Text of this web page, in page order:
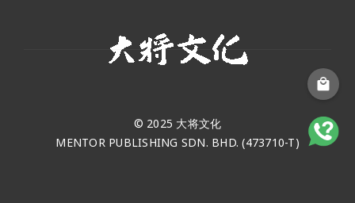
© 2025 大将文化
MENTOR PUBLISHING SDN. BHD. (473710-T)